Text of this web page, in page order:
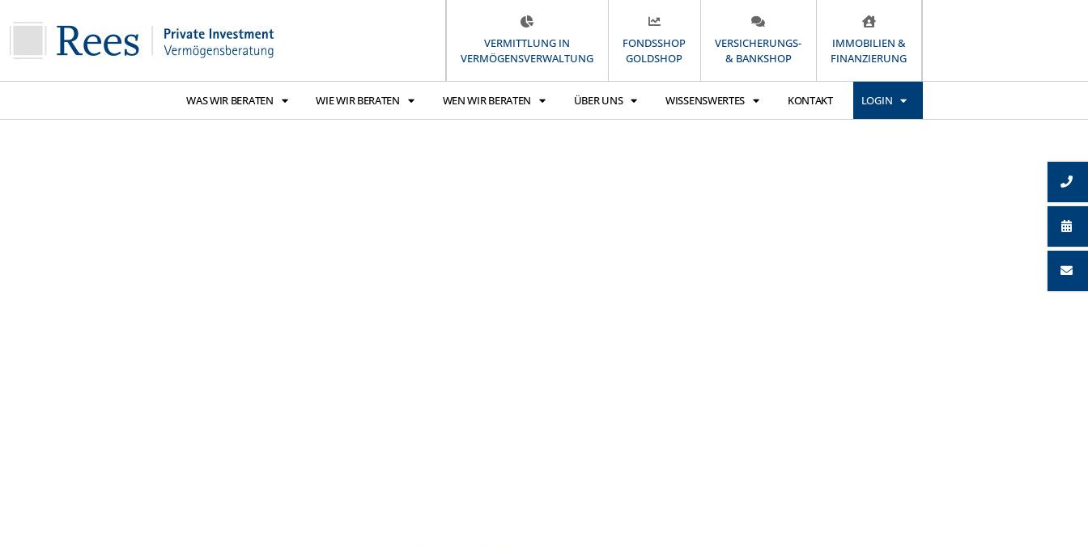
VERMITTLUNG IN
VERMÖGENSVERWALTUNG
FONDSSHOP
GOLDSHOP
VERSICHERUNGS-
& BANKSHOP
IMMOBILIEN &
FINANZIERUNG
WAS WIR BERATEN WIE WIR BERATEN WEN WIR BERATEN ÜBER UNS WISSENSWERTES KONTAKT LOGIN